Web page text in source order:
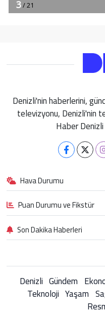
Denizli'nin haberlerini,
televizyonu, Denizli'nin
Haber
Hava Durumu
Puan Durumu ve Fikstür
Son Dakika Haberleri
Denizli Gündem
Teknoloji Yaşam